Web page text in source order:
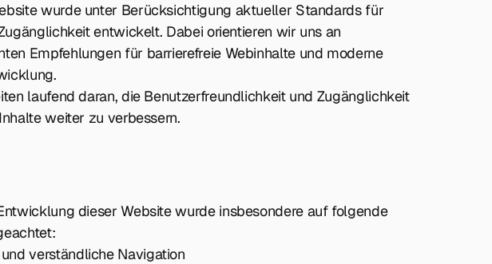
wurde unter Berücksichtigung aktueller Standards für
entwickelt. Dabei orientieren wir uns an
Empfehlungen für barrierefreie Webinhalte und moderne
laufend daran, die Benutzerfreundlichkeit und Zugänglichkeit
weiter zu verbessern.
dieser Website wurde insbesondere auf folgende
verständliche Navigation